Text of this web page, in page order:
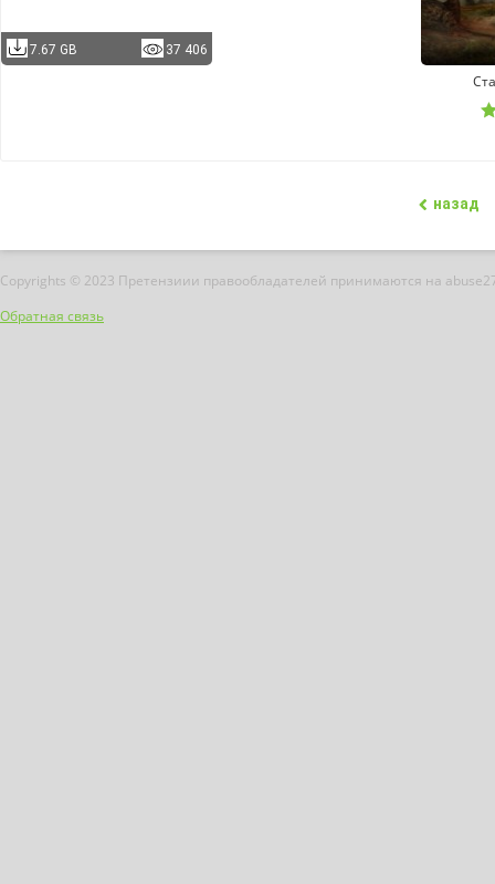
7.67 GB 37 406
назад
Copyrights © 2023 Претензиии правообладателей принимаются на
Обратная связь